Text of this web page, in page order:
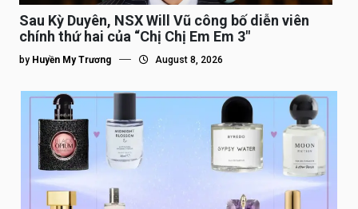
Sau Kỳ Duyên, NSX Will Vũ công bố diễn viên
chính thứ hai của “Chị Chị Em Em 3″
by Huyền My Trương August 8, 2026